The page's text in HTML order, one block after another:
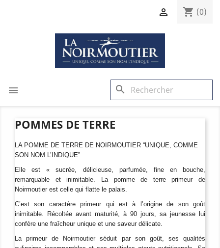
shopping_cart (0)

 search
POMMES DE TERRE
LA POMME DE TERRE DE NOIRMOUTIER “UNIQUE, COMME
SON NOM L’INDIQUE”
Elle est « sucrée, délicieuse, parfumée, fine en bouche,
remarquable et inimitable. La pomme de terre primeur de
Noirmoutier est celle qui flatte le palais.
C’est son caractère primeur qui est à l’origine de son goût
inimitable. Récoltée avant maturité, à 90 jours, sa jeunesse lui
confère une fraîcheur unique et une saveur délicate.
La primeur de Noirmoutier séduit par son goût, ses qualités